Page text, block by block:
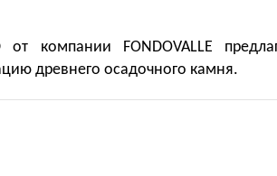
компании FONDOVALLE
древнего осадочного камня.